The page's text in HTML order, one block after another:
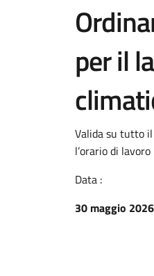
per il
Valida su tutto
l’orario di
Data :
30 maggio 2026